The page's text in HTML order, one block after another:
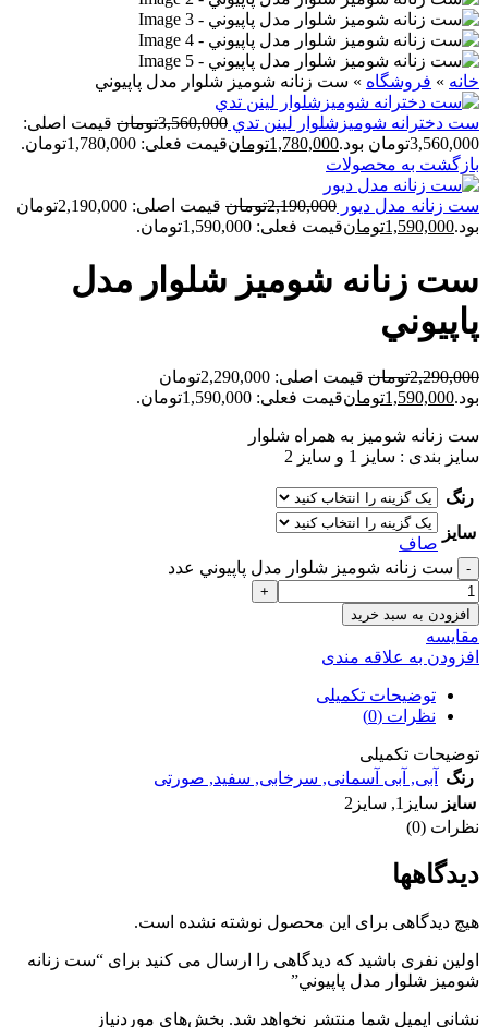
خانه » فروشگاه » ست زنانه شوميز شلوار مدل پاپيوني
ست دخترانه شوميزشلوار لينن تدي 3,560,000تومان قیمت اصلی:
3,560,000تومان بود.
1,780,000تومانقیمت فعلی: 1,780,000تومان.
بازگشت به محصولات
ست زنانه مدل ديور 2,190,000تومان
قیمت اصلی: 2,190,000تومان
بود.1,590,000تومانقیمت فعلی: 1,590,000تومان.
ست زنانه شوميز شلوار مدل
پاپيوني
2,290,000تومان
قیمت اصلی: 2,290,000تومان
بود.1,590,000تومانقیمت فعلی: 1,590,000تومان.
ست زنانه شومیز به همراه شلوار
سایز بندی : سایز 1 و سایز 2
رنگ
سایز
صاف
ست زنانه شوميز شلوار مدل پاپيوني عدد
افزودن به سبد خرید
مقايسه
افزودن به علاقه مندی
توضیحات تکمیلی
نظرات (0)
توضیحات تکمیلی
رنگ
آبی, آبی آسمانی, سرخابی, سفید, صورتی
سایز سایز1 , سایز2
نظرات (0)
دیدگاهها
هیچ دیدگاهی برای این محصول نوشته نشده است.
اولین نفری باشید که دیدگاهی را ارسال می کنید برای “ست زنانه
شوميز شلوار مدل پاپيوني”
نشانی ایمیل شما منتشر نخواهد شد. بخش‌های موردنیاز